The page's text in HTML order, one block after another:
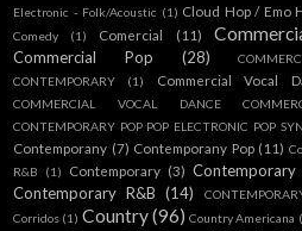
Electronic - Folk/Acoustic (1) Cloud Hop / Emo
Comedy (1) Comercial (11)
Commercial Pop (28)
CONTEMPORARY
(1) Commercial Vocal
COMMERCIAL VOCAL DANCE
CONTEMPORARY POP POP ELECTRONIC POP
Contemporany (7) Contemporany Pop (11)
R&B
(1) Contemporary (3) Contemporary
Contemporary R&B (14)
Corridos (1) Country(96) Country Americana